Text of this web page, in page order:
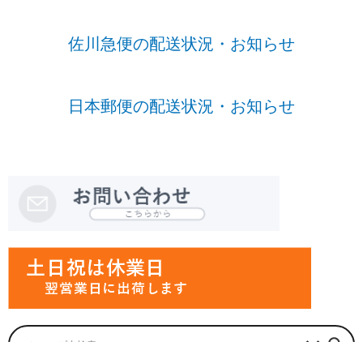
佐川急便の配送状況・お知らせ
日本郵便の配送状況・お知らせ